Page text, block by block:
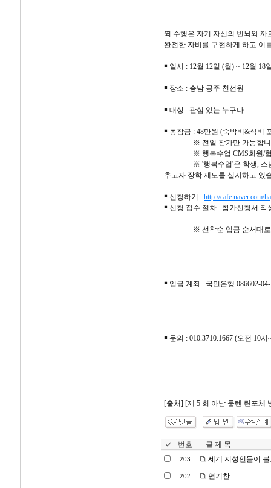
쬐 수행은 자기 자신의 번뇌와
완전한 자비를 구현하게 하고 이
￭ 일시 : 12월 12일 (월) ~ 12월 18
￭ 장소 : 충남 공주 천선원
￭ 대상 : 관심 있는 누구나
￭ 동참금 : 48만원 (숙박비&식비
※ 전일 참가만 가능합니
※ 행복수업 CMS회원/협동
※ '행복수업'은 학생, 스님, 비
추고자 장학 제도를 실시하고 있
￭ 신청하기 : http://cafe.naver.com/
￭ 신청 접수 절차 : 참가신청서
※ 선착순 입금 순서대로
￭ 입금 계좌 : 국민은행 086602-
￭ 문의 : 010.3710.1667 (오전 10
[출처] [제 5 회 아남 툽텐 린포체
번호 글 제 목
203 세계 지성인들이
202 연기찬